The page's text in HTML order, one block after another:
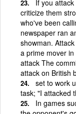
If you
criticize them
who've been
newspaper ran
showman.
a prime mover
attack The
attack on British
set to work
task; "I attacked
In games